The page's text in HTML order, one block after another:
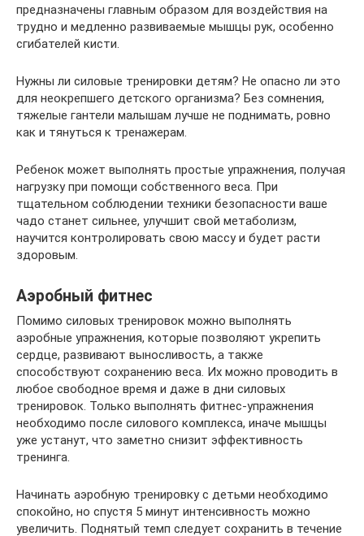
предназначены главным образом для воздействия на
трудно и медленно развиваемые мышцы рук, особенно
сгибателей кисти.
Нужны ли силовые тренировки детям? Не опасно ли это
для неокрепшего детского организма? Без сомнения,
тяжелые гантели малышам лучше не поднимать, ровно
как и тянуться к тренажерам.
Ребенок может выполнять простые упражнения, получая
нагрузку при помощи собственного веса. При
тщательном соблюдении техники безопасности ваше
чадо станет сильнее, улучшит свой метаболизм,
научится контролировать свою массу и будет расти
здоровым.
Аэробный фитнес
Помимо силовых тренировок можно выполнять
аэробные упражнения, которые позволяют укрепить
сердце, развивают выносливость, а также
способствуют сохранению веса. Их можно проводить в
любое свободное время и даже в дни силовых
тренировок. Только выполнять фитнес-упражнения
необходимо после силового комплекса, иначе мышцы
уже устанут, что заметно снизит эффективность
тренинга.
Начинать аэробную тренировку с детьми необходимо
спокойно, но спустя 5 минут интенсивность можно
увеличить. Поднятый темп следует сохранить в течение